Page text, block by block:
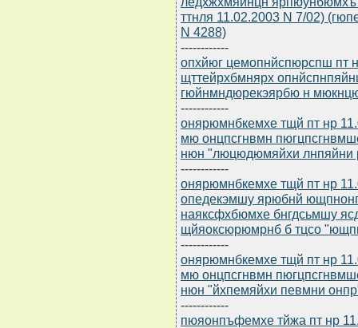
ттнля 11.02.2003 N 7/02)
N 4288)
------------
опхйюг цемопнйспюрспш пт
щттейрхбмнярх
гюйнмндюрекэярбю н
------------
онярюмнбкемхе тщй пт нр
мю онцпсгнвмн
нюн "люцюдюмяйхи лнпяйни
------------
онярюмнбкемхе тщй пт нр
опедекэмшу ярюбнй
наяксфхбюмхе бнгдсьмшу
щйяоксюрюмрнб б тцсо
------------
онярюмнбкемхе тщй пт нр
мю онцпсгнвмн
нюн "йхпемяйхи певмни
------------
пюяонпъфемхе тйжа пт нр